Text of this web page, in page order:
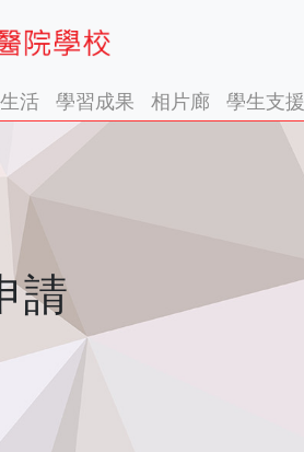
活 學習成果 相片廊 學生支援
請